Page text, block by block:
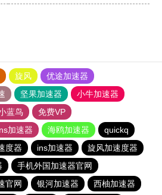
旋风
优途加速器
坚果加速器
小牛加速器
蓝鸟
免费VP
加速器 海鸥加速器
quickq
度器 ins加速器
旋风加速度器
手机外国加速器官网
官网 银河加速器
西柚加速器